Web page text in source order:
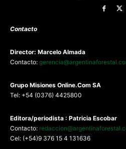
Contacto
Director: Marcelo Almada
Contacto:
Grupo Misiones Online.Com SA
Tel: +54 (0376) 4425800
Editora/periodista : Patricia Escobar
Contacto:
Cel: (+54)9 376 15 4 131636